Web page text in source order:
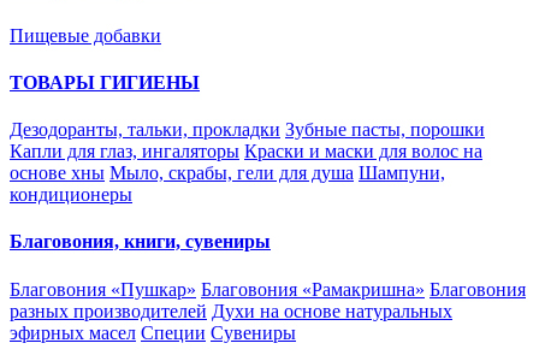
Пищевые добавки
ТОВАРЫ ГИГИЕНЫ
Дезодоранты, тальки, прокладки Зубные пасты, порошки
Капли для глаз, ингаляторы Краски и маски для волос на
основе хны Мыло, скрабы, гели для душа Шампуни,
кондиционеры
Благовония, книги, сувениры
Благовония «Пушкар» Благовония «Рамакришна» Благовония
разных производителей Духи на основе натуральных
эфирных масел Специи Сувениры